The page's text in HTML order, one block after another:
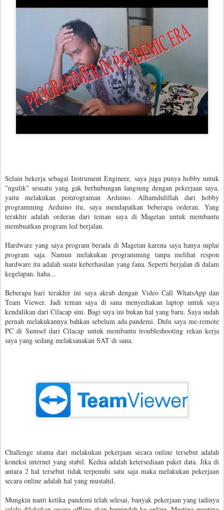
Selain bekerja sebagai Instrument Engineer, saya juga punya hobby untuk
"ngulik" sesuatu yang gak berhubungan langsung dengan pekerjaan saya,
yaitu melakukan pemrograman Arduino. Alhamdulillah dari hobby
programming Arduino itu, saya mendapatkan beberapa orderan. Yang
terakhir adalah orderan dari teman saya di Magetan untuk membantu
membuatkan program led berjalan.
Hardware yang saya program berada di Magetan karena saya hanya suplai
program saja. Namun melakukan programming tanpa melihat respon
hardware itu adalah suatu keberhasilan yang fana. Seperti berjalan di dalam
kegelapan. haha...
Beberapa hari terakhir ini saya akrab dengan Video Call WhatsApp dan
Team Viewer. Jadi teman saya di sana menyediakan laptop untuk saya
kendalikan dari Cilacap sini. Bagi saya ini bukan hal yang baru. Saya sudah
pernah melakukannya bahkan sebelum ada pandemi. Dulu saya me-remote
PC di Sumsel dari Cilacap untuk membantu troubleshooting rekan kerja
saya yang sedang melaksanakan SAT di sana.
Challenge utama dari melakukan pekerjaan secara online tersebut adalah
koneksi internet yang stabil. Kedua adalah ketersediaan paket data. Jika di
antara 2 hal tersebut tidak terpenuhi satu saja maka melakukan pekerjaan
secara online adalah hal yang mustahil.
Mungkin nanti ketika pandemi telah selesai, banyak pekerjaan yang tadinya